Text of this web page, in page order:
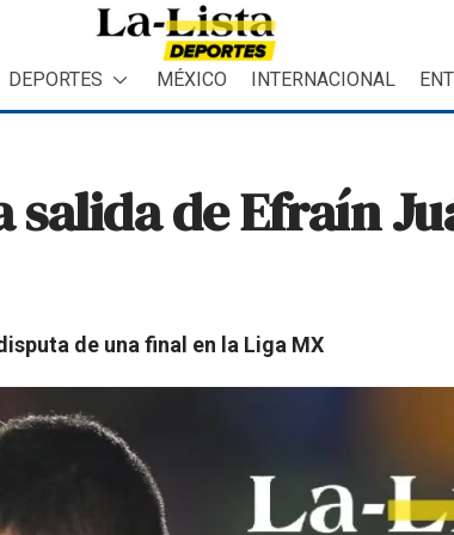
DEPORTES MÉXICO INTERNACIONAL
de Efraín
de una final en la Liga MX